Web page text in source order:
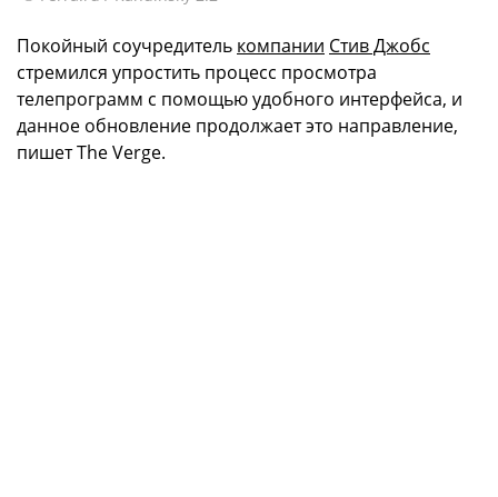
Покойный соучредитель компании Стив Джобс
стремился упростить процесс просмотра
телепрограмм с помощью удобного интерфейса, и
данное обновление продолжает это направление,
пишет The Verge.